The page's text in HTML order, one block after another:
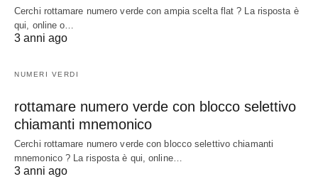
Cerchi rottamare numero verde con ampia scelta flat ? La risposta è
qui, online o…
3 anni ago
NUMERI VERDI
rottamare numero verde con blocco selettivo
chiamanti mnemonico
Cerchi rottamare numero verde con blocco selettivo chiamanti
mnemonico ? La risposta è qui, online…
3 anni ago